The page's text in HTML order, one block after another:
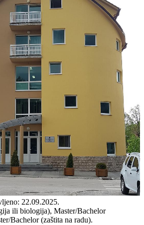
22.09.2025.
ili biologija), Master/Bachelor
Bachelor (zaštita na radu).